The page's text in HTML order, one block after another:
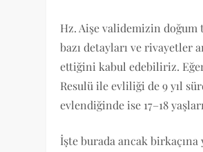
Hz. Aişe validemizin
bazı detayları ve rivayetler
ettiğini kabul edebiliriz. Eğer
Resulü ile evliliği de 9 yıl
evlendiğinde ise 17–18
İşte burada ancak